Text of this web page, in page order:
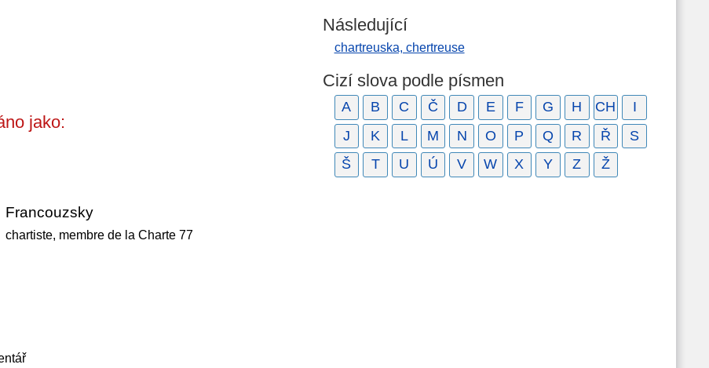
jako:
Francouzsky
chartiste, membre de la Charte 77
Následující
chartreuska, chertreuse
Cizí slova podle písmen
A B C Č D E F G H CH
I
J
K L M N O P Q R Ř
S
Š
T U Ú V W X Y Z Ž